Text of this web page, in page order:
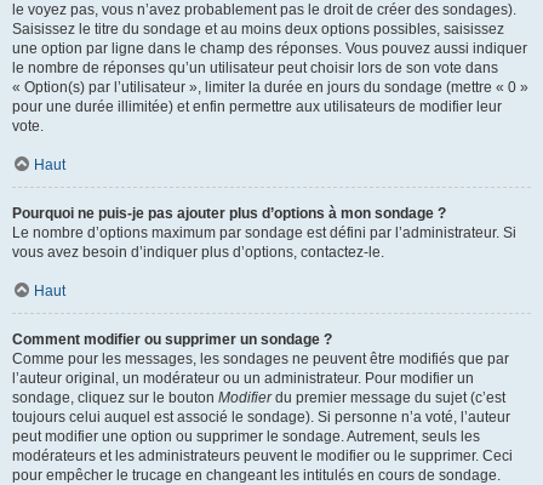
le voyez pas, vous n’avez probablement pas le droit de créer des sondages).
Saisissez le titre du sondage et au moins deux options possibles, saisissez
une option par ligne dans le champ des réponses. Vous pouvez aussi indiquer
le nombre de réponses qu’un utilisateur peut choisir lors de son vote dans
« Option(s) par l’utilisateur », limiter la durée en jours du sondage (mettre « 0 »
pour une durée illimitée) et enfin permettre aux utilisateurs de modifier leur
vote.
Haut
Pourquoi ne puis-je pas ajouter plus d’options à mon sondage ?
Le nombre d’options maximum par sondage est défini par l’administrateur. Si
vous avez besoin d’indiquer plus d’options, contactez-le.
Haut
Comment modifier ou supprimer un sondage ?
Comme pour les messages, les sondages ne peuvent être modifiés que par
l’auteur original, un modérateur ou un administrateur. Pour modifier un
sondage, cliquez sur le bouton Modifierdu premier message du sujet (c’est
toujours celui auquel est associé le sondage). Si personne n’a voté, l’auteur
peut modifier une option ou supprimer le sondage. Autrement, seuls les
modérateurs et les administrateurs peuvent le modifier ou le supprimer. Ceci
pour empêcher le trucage en changeant les intitulés en cours de sondage.